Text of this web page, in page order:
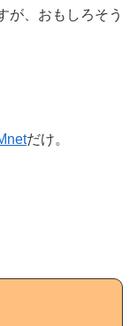
が、おもしろそう
だけ。